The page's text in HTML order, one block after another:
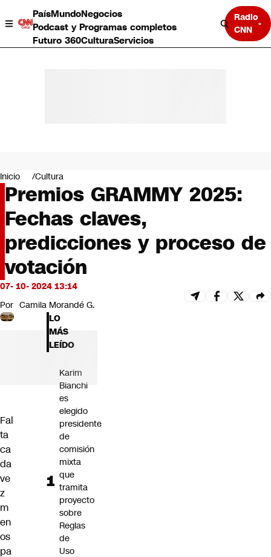
PaísMundoNegocios
Podcast y Programas completos
Futuro 360CulturaServicios
Radio
CNN
Negocios
Deportes
Programas completos
Cultura
Servicios
Bits
CNN tiempo
Futuro 360
Inicio Cultura
Premios GRAMMY 2025:
Fechas claves,
predicciones y proceso de
votación
07- 10- 2024 13:14
Por Camila Morandé G.
Fal
ta
ca
da
ve
z
m
en
os
pa
LO
MÁS
LEÍDO
Karim
Bianchi
es
elegido
presidente
de
comisión
mixta
que
tramita
proyecto
sobre
Reglas
de
Uso